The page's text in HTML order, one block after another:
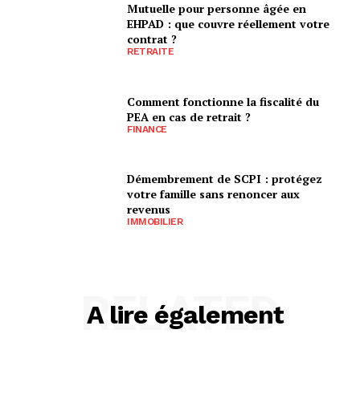
Mutuelle pour personne âgée en
EHPAD : que couvre réellement votre
contrat ?
RETRAITE
Comment fonctionne la fiscalité du
PEA en cas de retrait ?
FINANCE
Démembrement de SCPI : protégez
votre famille sans renoncer aux
revenus
IMMOBILIER
A lire également
RELATED